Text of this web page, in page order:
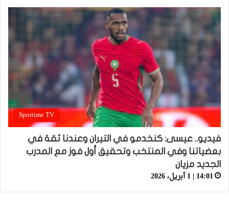
Sportime TV
فيديو.. عيسى: كنخدمو في التيران وعندنا ثقة في
بعضياتنا وفي المنتخب وتحقيق أول فوز مع المدرب
الجديد مزيان
14:01 | 1 أبريل، 2026